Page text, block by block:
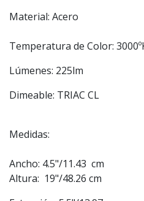
Material: Acero
Temperatura de Color:
Lúmenes: 225lm
Dimeable: TRIAC CL
Medidas:
Ancho: 4.5"/11.43 cm
Altura: 19"/48.26 cm